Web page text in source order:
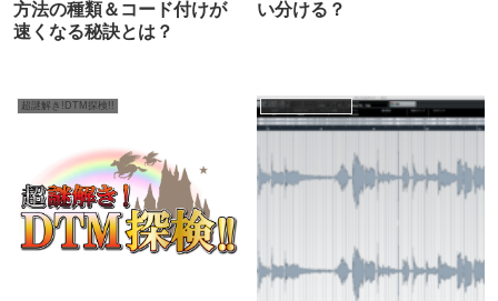
方法の種類＆コード付けが
速くなる秘訣とは？
い分ける？
超謎解き!DTM探検!! 作曲・編曲・DTM